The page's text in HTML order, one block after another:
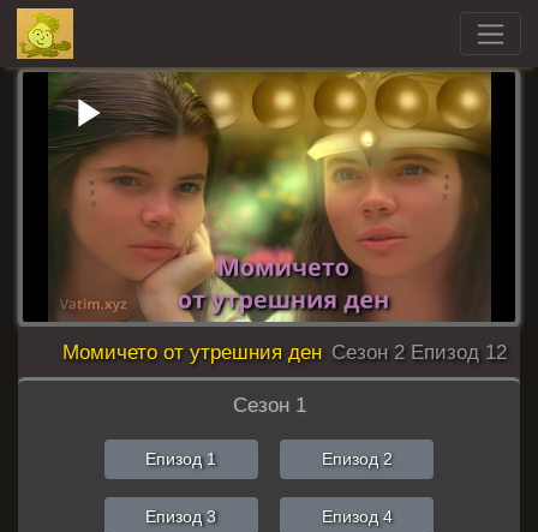
Play
Video
Момичето от утрешния ден Сезон 2 Епизод 12
Сезон 1
Епизод 1 Епизод 2
Епизод 3 Епизод 4